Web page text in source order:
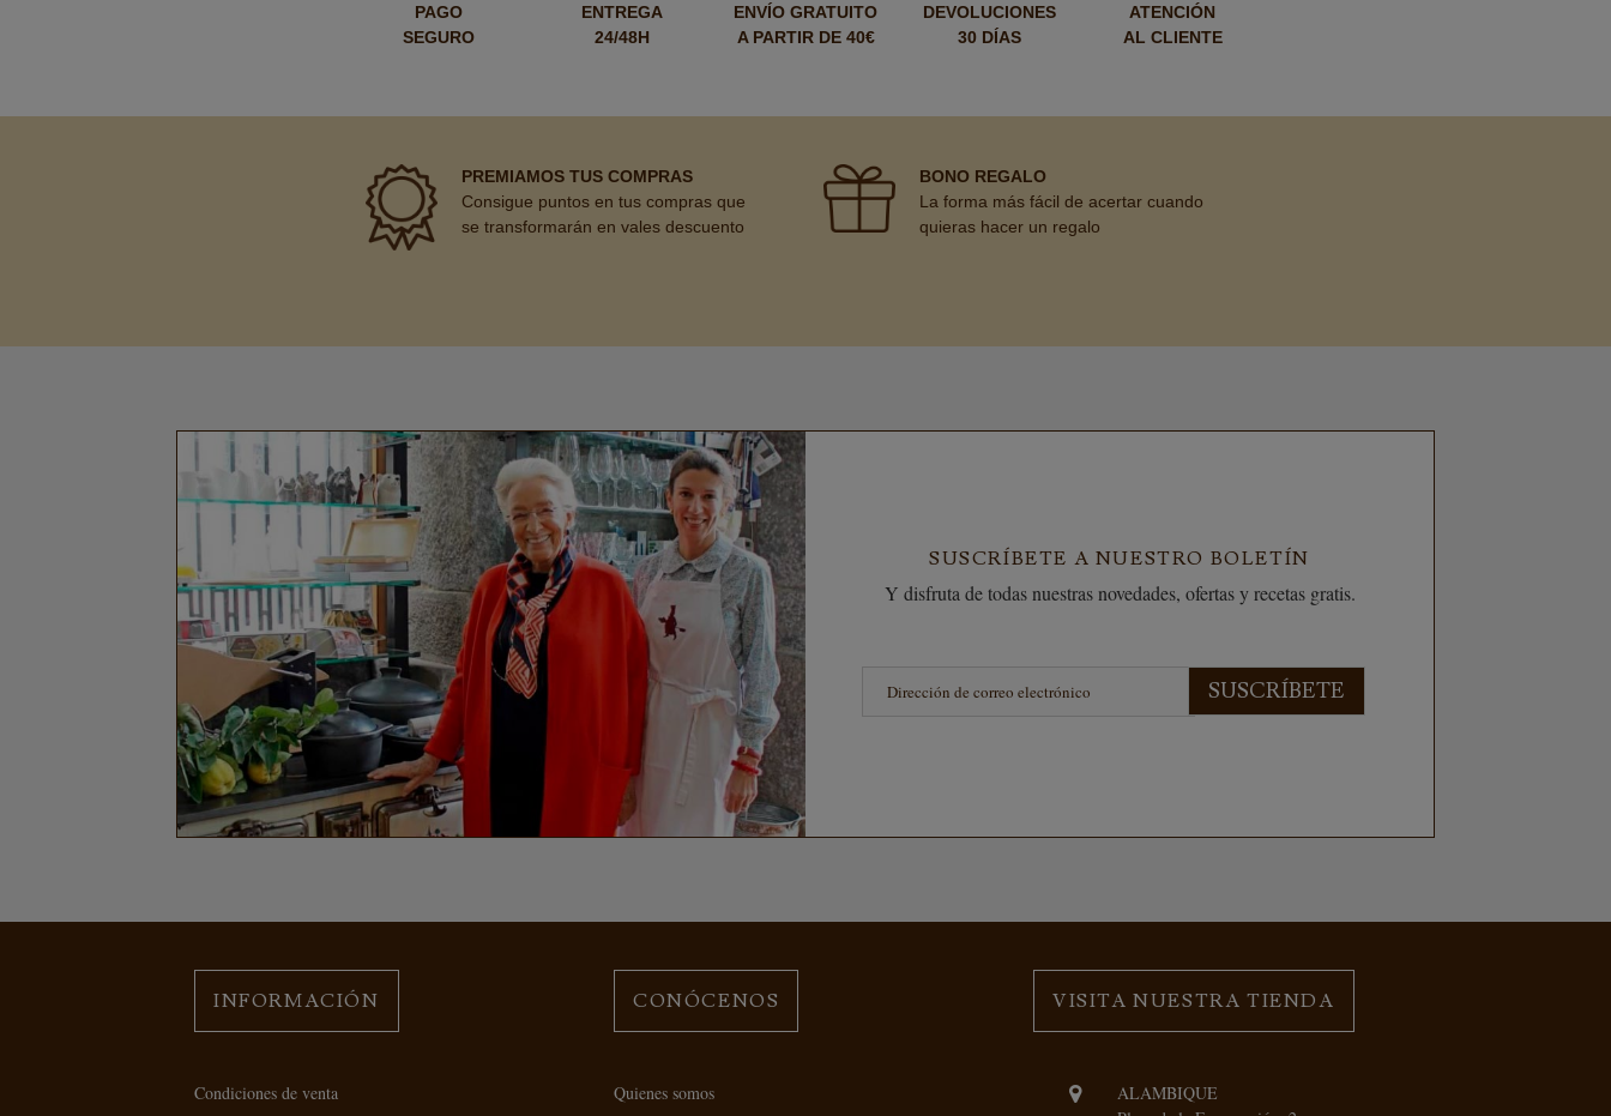
PAGO
SEGURO
ENTREGA
24/48H
ENVÍO GRATUITO
A PARTIR DE 40€
DEVOLUCIONES
30 DÍAS
ATENCIÓN
AL CLIENTE
PREMIAMOS TUS COMPRAS
Consigue puntos en tus compras que
se transformarán en vales descuento
BONO REGALO
La forma más fácil de acertar cuando
quieras hacer un regalo
SUSCRÍBETE A NUESTRO BOLETÍN
Y disfruta de todas nuestras novedades, ofertas y recetas gratis.
SUSCRÍBETE
INFORMACIÓN
Condiciones de venta
CONÓCENOS
Quienes somos
VISITA NUESTRA TIENDA
ALAMBIQUE